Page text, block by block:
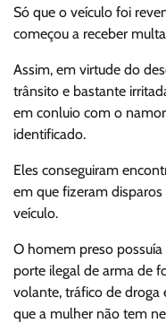
Só que o veículo foi
começou a receber
Assim, em virtude do
trânsito e bastante
em conluio com o
identificado.
Eles conseguiram
em que fizeram
veículo.
O homem preso
porte ilegal de arma de
volante, tráfico de droga
que a mulher não tem